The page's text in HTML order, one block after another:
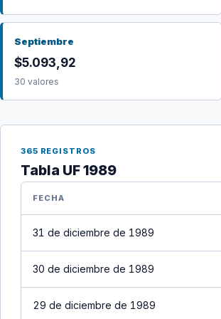
Septiembre
$5.093,92
30 valores
365 REGISTROS
Tabla UF 1989
FECHA
31 de diciembre de 1989
30 de diciembre de 1989
29 de diciembre de 1989